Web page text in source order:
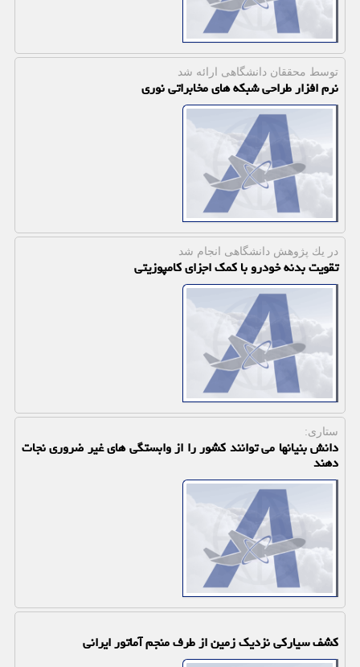
توسط محققان دانشگاهی ارائه شد
نرم افزار طراحی شبکه های مخابراتی نوری
در یك پژوهش دانشگاهی انجام شد
تقویت بدنه خودرو با کمک اجزای کامپوزیتی
ستاری:
دانش بنیانها می توانند کشور را از وابستگی های غیر ضروری نجات
دهند
کشف سیارکی نزدیک زمین از طرف منجم آماتور ایرانی